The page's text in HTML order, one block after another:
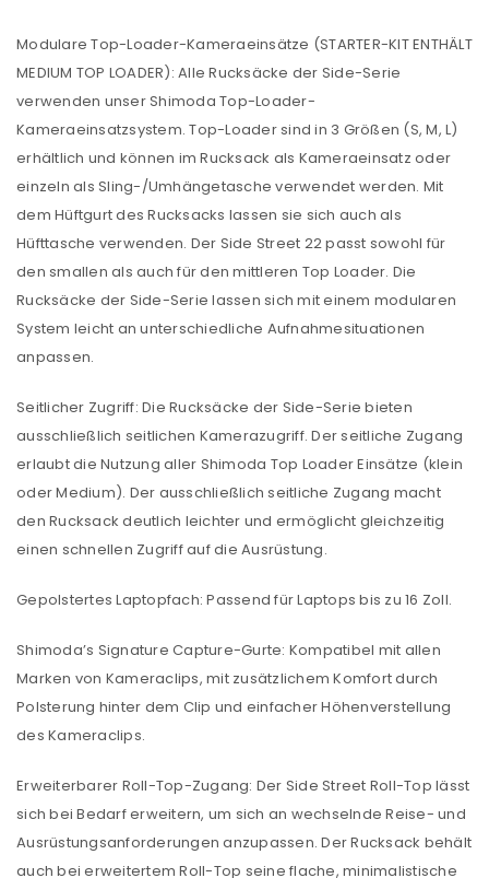
Benutzername oder E-Mail-Adresse
Passwort*
Anmeldeformular geschützt durchWP Captcha
Modulare Top-Loader-Kameraeinsätze (STARTER-KIT ENTHÄLT
MEDIUM TOP LOADER): Alle Rucksäcke der Side-Serie
verwenden unser Shimoda Top-Loader-
Kameraeinsatzsystem. Top-Loader sind in 3 Größen (S, M, L)
erhältlich und können im Rucksack als Kameraeinsatz oder
einzeln als Sling-/Umhängetasche verwendet werden. Mit
dem Hüftgurt des Rucksacks lassen sie sich auch als
Hüfttasche verwenden. Der Side Street 22 passt sowohl für
den smallen als auch für den mittleren Top Loader. Die
Rucksäcke der Side-Serie lassen sich mit einem modularen
System leicht an unterschiedliche Aufnahmesituationen
anpassen.
Seitlicher Zugriff: Die Rucksäcke der Side-Serie bieten
ausschließlich seitlichen Kamerazugriff. Der seitliche Zugang
erlaubt die Nutzung aller Shimoda Top Loader Einsätze (klein
oder Medium). Der ausschließlich seitliche Zugang macht
den Rucksack deutlich leichter und ermöglicht gleichzeitig
einen schnellen Zugriff auf die Ausrüstung.
Gepolstertes Laptopfach: Passend für Laptops bis zu 16 Zoll.
Shimoda’s Signature Capture-Gurte: Kompatibel mit allen
Marken von Kameraclips, mit zusätzlichem Komfort durch
Polsterung hinter dem Clip und einfacher Höhenverstellung
des Kameraclips.
Erweiterbarer Roll-Top-Zugang: Der Side Street Roll-Top lässt
sich bei Bedarf erweitern, um sich an wechselnde Reise- und
Ausrüstungsanforderungen anzupassen. Der Rucksack behält
auch bei erweitertem Roll-Top seine flache, minimalistische